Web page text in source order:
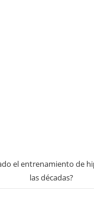
el entrenamiento de
las décadas?